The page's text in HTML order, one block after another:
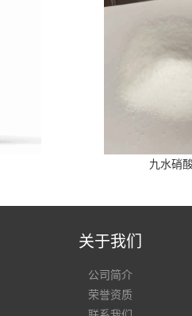
九水硝
关于我们
公司简介
荣誉资质